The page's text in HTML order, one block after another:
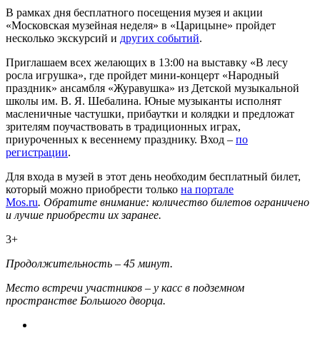
В рамках дня бесплатного посещения музея и акции
«Московская музейная неделя» в «Царицыне» пройдет
несколько экскурсий и других событий.
Приглашаем всех желающих в 13:00 на выставку «В лесу
росла игрушка», где пройдет мини-концерт «Народный
праздник» ансамбля «Журавушка» из Детской музыкальной
школы им. В. Я. Шебалина. Юные музыканты исполнят
масленичные частушки, прибаутки и колядки и предложат
зрителям поучаствовать в традиционных играх,
приуроченных к весеннему празднику. Вход – по
регистрации.
Для входа в музей в этот день необходим бесплатный билет,
который можно приобрести только на портале
Mos.ru. Обратите внимание: количество билетов ограничено
и лучше приобрести их заранее.
3+
Продолжительность – 45 минут.
Место встречи участников – у касс в подземном
пространстве Большого дворца.